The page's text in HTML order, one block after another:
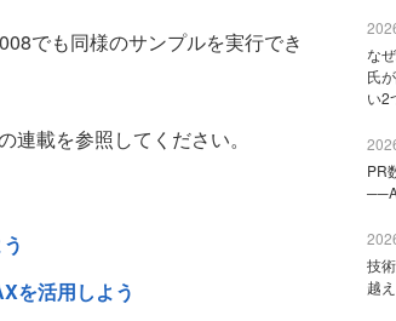
でも同様のサンプルを実行でき
載を参照してください。
を活用しよう
な
氏
い2
PR
技
越